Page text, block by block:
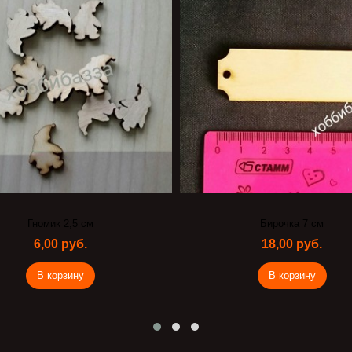
Гномик 2,5 см
6,00 руб.
В корзину
Бирочка 7 см
18,00 руб.
В корзину